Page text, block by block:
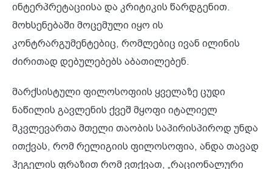
ინტერპრეტაციისა და კრიტიკის წარდგენით.
მოხსენებაში მოცემული იყო ის
კონტრარგუმენტებიც, რომლებიც ივან ილინის
ძირითად დებულებებს აბათილებენ.
მარქსისტული ფილოსოფიის ყველაზე ცუდი
ნაწილის გავლენის ქვეშ მყოფი იტალიელ
მკვლევართა მთელი თაობის საპირისპიროდ უნდა
ითქვას, რომ რელიგიის ფილოსოფია, ანდა თავად
ჰეგელის ფრაზით რომ ვთქვათ, „რაციონალური